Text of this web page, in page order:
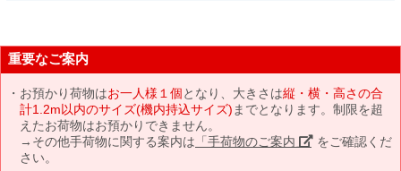
重要なご案内
お預かり荷物はお一人様１個となり、大きさは縦・横・高さの合
計1.2m以内のサイズ(機内持込サイズ) までとなります。制限を超
えたお荷物はお預かりできません。
→その他手荷物に関する案内は 「手荷物のご案内」 をご確認くだ
さい。